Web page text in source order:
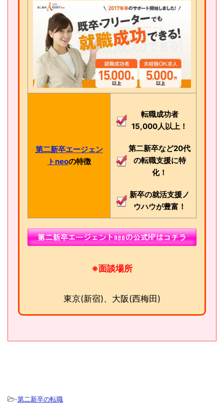
第二新卒エージェン
トneoの特徴
転職成功者
15,000人以上！
第二新卒など20代
の転職支援に特
化！
新卒の就活支援ノ
ウハウが豊富！
※面談場所
東京(新宿)、大阪(西梅田)
-第二新卒の転職